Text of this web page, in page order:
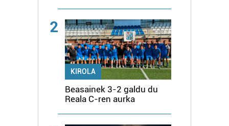
2
KIROLA
Beasainek 3-2 galdu du
Reala C-ren aurka